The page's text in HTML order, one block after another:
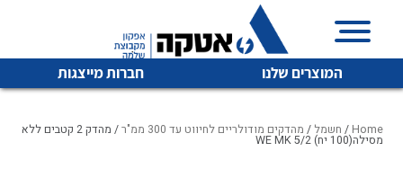
המוצרים שלנו חברות מייצגות
Home
/ חשמל / מהדקים מודולריים לחיווט עד 300 ממ"ר / מהדק 2 קטבים ללא
מסילה(100 יח) WE MK 5/2